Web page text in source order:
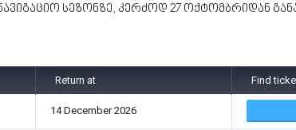
სეზონზე, კერძოდ 27 ოქტომბრიდან
Return at Find
14 December 2026